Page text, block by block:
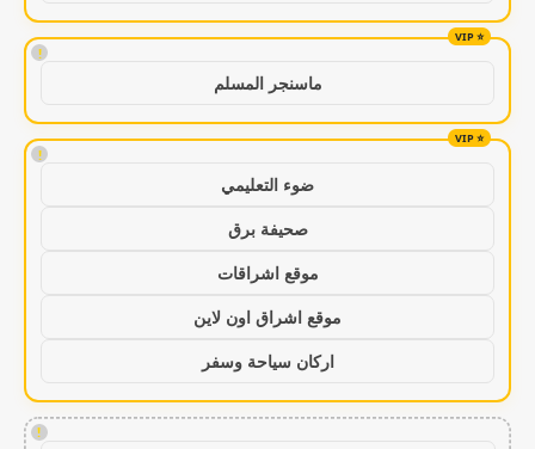
!
ماسنجر المسلم
!
ضوء التعليمي
صحيفة برق
موقع اشراقات
موقع اشراق اون لاين
اركان سياحة وسفر
!